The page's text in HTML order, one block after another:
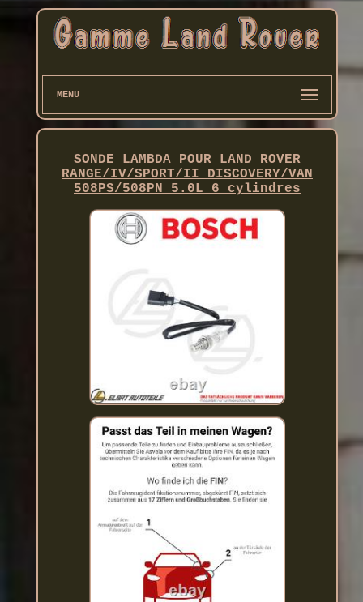
MENU
SONDE LAMBDA POUR LAND ROVER
RANGE/IV/SPORT/II DISCOVERY/VAN
508PS/508PN 5.0L 6 cylindres